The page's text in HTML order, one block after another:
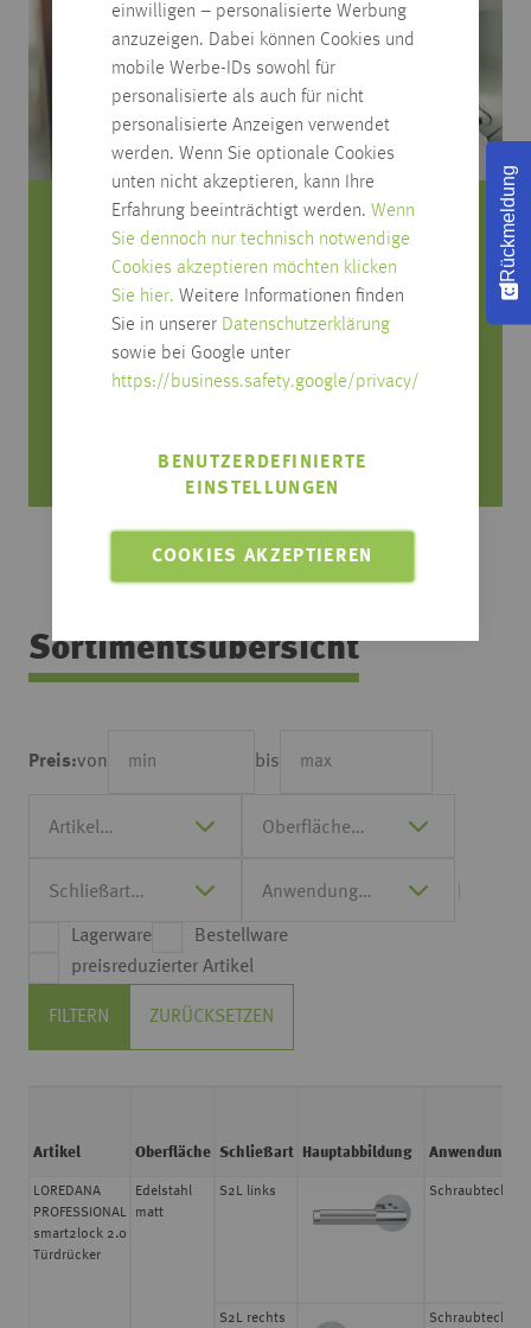
einwilligen – personalisierte Werbung
anzuzeigen. Dabei können Cookies und
mobile Werbe-IDs sowohl für
personalisierte als auch für nicht
personalisierte Anzeigen verwendet
werden. Wenn Sie optionale Cookies
unten nicht akzeptieren, kann Ihre
Erfahrung beeinträchtigt werden. Wenn
Sie dennoch nur technisch notwendige
Cookies akzeptieren möchten klicken
Sie hier. Weitere Informationen finden
Sie in unserer Datenschutzerklärung
sowie bei Google unter
https://business.safety.google/privacy/
COOKIES AKZEPTIEREN
BENUTZERDEFINIERTE
EINSTELLUNGEN
Sie haben Fragen zum Produkt?
Rufen Sie uns an, wir beraten Sie gerne!
0751/4004-545
produktfrage@habisreutinger.de
Samstag von 08:30 bis 12:30 Uhr
Sortimentsübersicht
Preis:von bis
Lagerware
Bestellware
preisreduzierter Artikel
FILTERN ZURÜCKSETZEN
LOREDANA
PROFESSIONAL
smart2lock 2.0
Türdrücker
Edelstahl
matt
S2L links Schraubtechnik
S2L rechts Schraubtechnik
Artikel Oberfläche Schließart Hauptabbildung Anwendung
Rückmeldung